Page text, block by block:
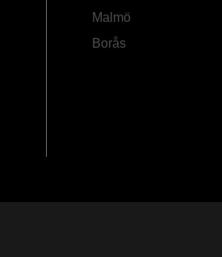
Malmö
Borås